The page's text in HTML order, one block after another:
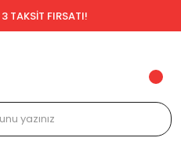
TAKSİT FIRSATI!